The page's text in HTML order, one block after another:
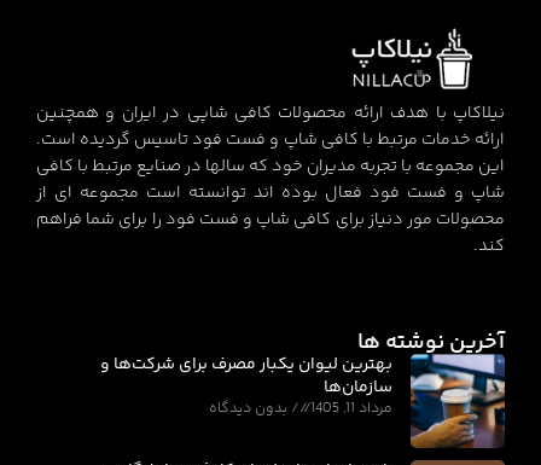
نیلاکاپ با هدف ارائه محصولات کافی شاپی در ایران و همچنین
ارائه خدمات مرتبط با کافی شاپ و فست فود تاسیس گردیده است.
این مجموعه با تجربه مدیران خود که سالها در صنایع مرتبط با کافی
شاپ و فست فود فعال بوده اند توانسته است مجموعه ای از
محصولات مور دنیاز برای کافی شاپ و فست فود را برای شما فراهم
کند.
آخرین نوشته ها
بهترین لیوان یکبار مصرف برای شرکت‌ها و
سازمان‌ها
مرداد 11, 1405 بدون دیدگاه